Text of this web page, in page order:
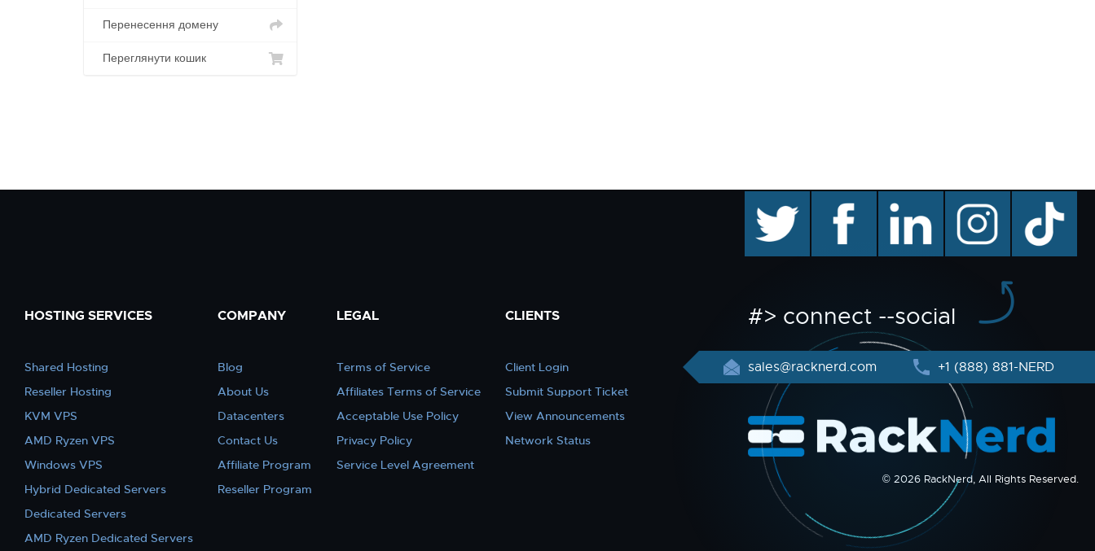
Перенесення домену
Переглянути кошик
HOSTING SERVICES
Shared Hosting
Reseller Hosting
KVM VPS
AMD Ryzen VPS
Windows VPS
Hybrid Dedicated Servers
Dedicated Servers
AMD Ryzen Dedicated Servers
COMPANY
Blog
About Us
Datacenters
Contact Us
Affiliate Program
Reseller Program
LEGAL
Terms of Service
Affiliates Terms of Service
Acceptable Use Policy
Privacy Policy
Service Level Agreement
CLIENTS
Client Login
Submit Support Ticket
View Announcements
Network Status
facebook linkedin instagram TikTok
#> connect --social
sales@racknerd.com +1 (888) 881-NERD
© 2026 RackNerd, All Rights Reserved.